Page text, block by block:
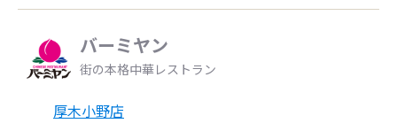
バーミヤン
街の本格中華レストラン
厚木小野店